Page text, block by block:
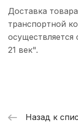
Доставка
транспортной
21 век".
Назад к